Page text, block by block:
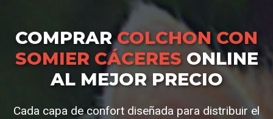
COMPRARCOLCHON CON
SOMIER CÁCERESONLINE
AL MEJOR PRECIO
Cada capa de confort diseñada para distribuir el